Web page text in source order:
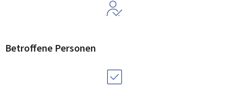
Betroffene Personen